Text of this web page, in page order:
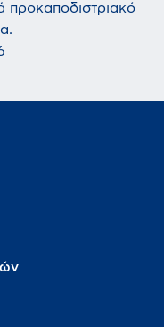
προκαποδιστριακό